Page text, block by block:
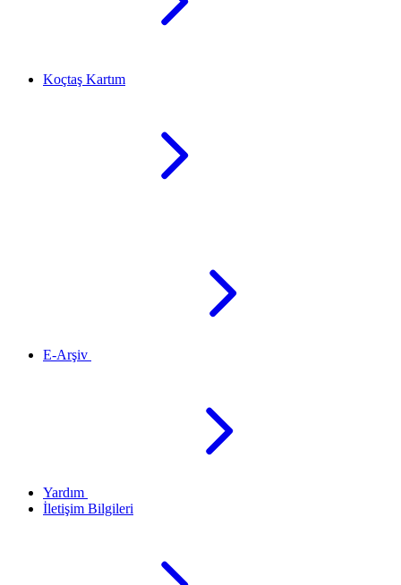
Koçtaş Kartım
E-Arşiv
Yardım
İletişim Bilgileri